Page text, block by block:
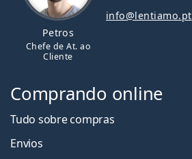
Petros
Chefe de At. ao
Cliente
info@lentiamo.pt
Comprando online
Tudo sobre compras
Envios